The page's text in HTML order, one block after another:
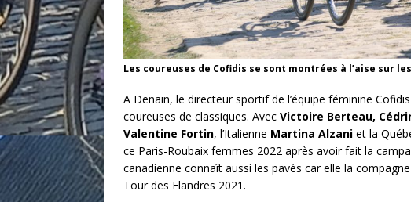
Les coureuses de Cofidis se sont montrées à l’aise sur
A Denain, le directeur sportif de l’équipe féminine Cofidis
coureuses de classiques. Avec Victoire Berteau,
Valentine Fortin, l’Italienne Martina Alzani et la
ce Paris-Roubaix femmes 2022 après avoir fait la
canadienne connaît aussi les pavés car elle la
Tour des Flandres 2021.